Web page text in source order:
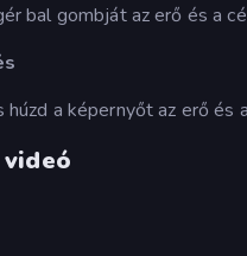
bal gombját az erő és a
húzd a képernyőt az erő és
videó